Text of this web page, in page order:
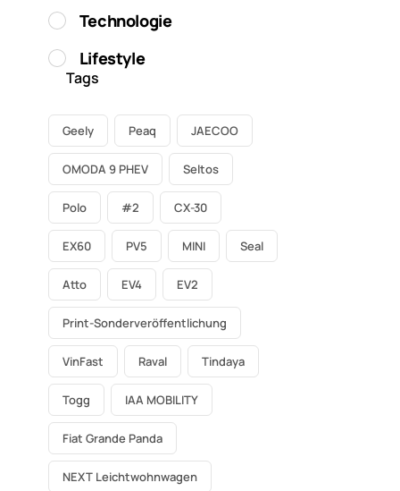
Technologie
Lifestyle
Tags
Geely Peaq JAECOO
OMODA 9 PHEV Seltos
Polo #2 CX-30
EX60 PV5 MINI Seal
Atto EV4 EV2
Print-Sonderveröffentlichung
VinFast Raval Tindaya
Togg IAA MOBILITY
Fiat Grande Panda
NEXT Leichtwohnwagen